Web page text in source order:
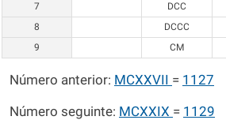
7
DCC
8
DCCC
9
CM
Número anterior: MCXXVII = 1127
Número seguinte: MCXXIX = 1129